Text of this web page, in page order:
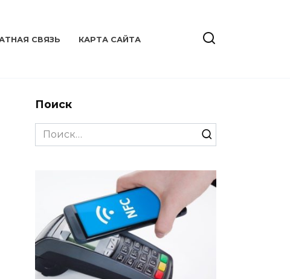
СВЯЗЬ КАРТА САЙТА
Поиск
Search
for: